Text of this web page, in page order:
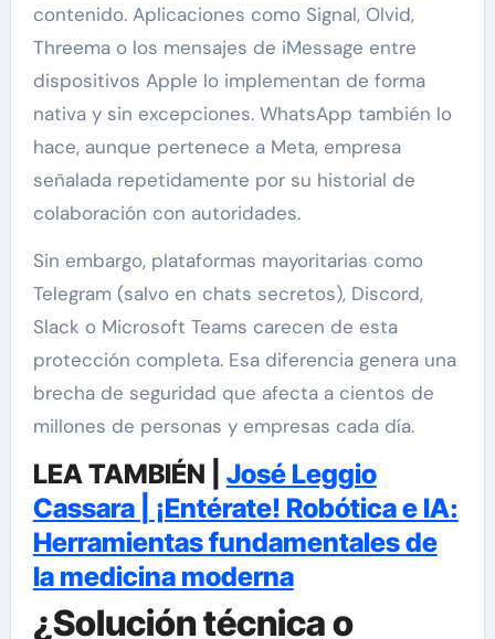
contenido. Aplicaciones como Signal, Olvid,
Threema o los mensajes de iMessage entre
dispositivos Apple lo implementan de forma
nativa y sin excepciones. WhatsApp también lo
hace, aunque pertenece a Meta, empresa
señalada repetidamente por su historial de
colaboración con autoridades.
Sin embargo, plataformas mayoritarias como
Telegram (salvo en chats secretos), Discord,
Slack o Microsoft Teams carecen de esta
protección completa. Esa diferencia genera una
brecha de seguridad que afecta a cientos de
millones de personas y empresas cada día.
LEA TAMBIÉN | José Leggio
Cassara | ¡Entérate! Robótica e IA:
Herramientas fundamentales de
la medicina moderna
¿Solución técnica o